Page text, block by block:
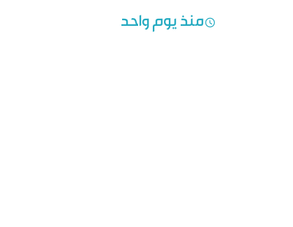
منذ يوم واحد